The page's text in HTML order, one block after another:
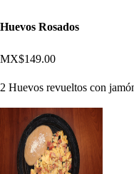
Huevos Rosados
MX$149.00
2 Huevos revueltos con